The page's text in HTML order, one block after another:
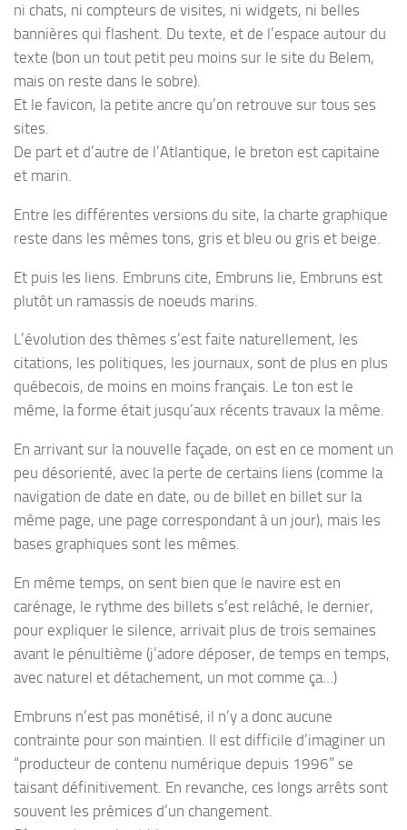
ni chats, ni compteurs de visites, ni widgets, ni belles
bannières qui flashent. Du texte, et de l’espace autour du
texte (bon un tout petit peu moins sur le site du Belem,
mais on reste dans le sobre).
Et le favicon, la petite ancre qu’on retrouve sur tous ses
sites.
De part et d’autre de l’Atlantique, le breton est capitaine
et marin.
Entre les différentes versions du site, la charte graphique
reste dans les mêmes tons, gris et bleu ou gris et beige.
Et puis les liens. Embruns cite, Embruns lie, Embruns est
plutôt un ramassis de noeuds marins.
L’évolution des thèmes s’est faite naturellement, les
citations, les politiques, les journaux, sont de plus en plus
québecois, de moins en moins français. Le ton est le
même, la forme était jusqu’aux récents travaux la même.
En arrivant sur la nouvelle façade, on est en ce moment un
peu désorienté, avec la perte de certains liens (comme la
navigation de date en date, ou de billet en billet sur la
même page, une page correspondant à un jour), mais les
bases graphiques sont les mêmes.
En même temps, on sent bien que le navire est en
carénage, le rythme des billets s’est relâché, le dernier,
pour expliquer le silence, arrivait plus de trois semaines
avant le pénultième (j’adore déposer, de temps en temps,
avec naturel et détachement, un mot comme ça…)
Embruns n’est pas monétisé, il n’y a donc aucune
contrainte pour son maintien. Il est difficile d’imaginer un
“producteur de contenu numérique depuis 1996” se
taisant définitivement. En revanche, ces longs arrêts sont
souvent les prémices d’un changement.